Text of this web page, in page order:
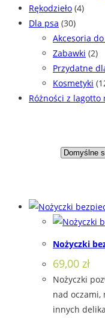
Nożyczki
69,00 zł
Nożyczki
nad oczami,
innych
Rękodzieło (4)
Dla psa (30)
Akcesoria
Zabawki (2)
Przydatne
Kosmetyki
Różności z lagotto